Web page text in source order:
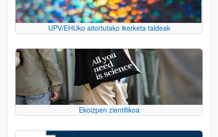
UPV/EHUko aitortutako ikerketa taldeak
Ekoizpen zientifikoa